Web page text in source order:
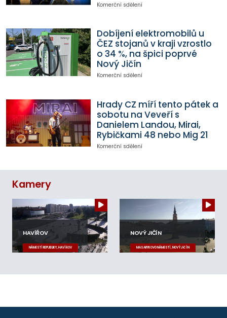
Komerční sdělení
Dobíjení elektromobilů u
ČEZ stojanů v kraji vzrostlo
o 34 %, na špici poprvé
Nový Jičín
Komerční sdělení
Hrady CZ míří tento pátek a
sobotu na Veveří s
Danielem Landou, Mirai,
Rybičkami 48 nebo Mig 21
Komerční sdělení
Kamery
HAVÍŘOV
NÁMĚSTÍ REPUBLIKY, HAVÍŘOV
NOVÝ JIČÍN
MASARYKOVO NÁMĚSTÍ, NOVÝ JIČÍN